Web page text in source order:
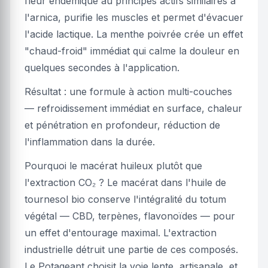
l'arnica, purifie les muscles et permet d'évacuer
l'acide lactique. La menthe poivrée crée un effet
"chaud-froid" immédiat qui calme la douleur en
quelques secondes à l'application.
Résultat : une formule à action multi-couches
— refroidissement immédiat en surface, chaleur
et pénétration en profondeur, réduction de
l'inflammation dans la durée.
Pourquoi le macérat huileux plutôt que
l'extraction CO₂ ? Le macérat dans l'huile de
tournesol bio conserve l'intégralité du totum
végétal — CBD, terpènes, flavonoïdes — pour
un effet d'entourage maximal. L'extraction
industrielle détruit une partie de ces composés.